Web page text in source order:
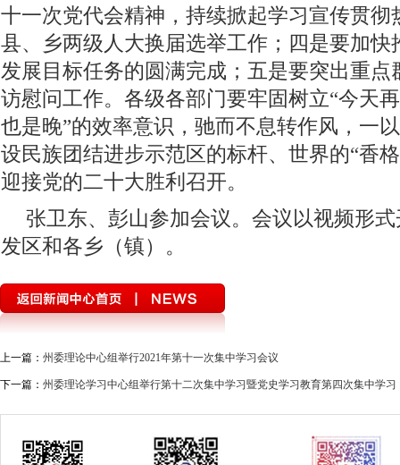
十一次党代会精神，持续掀起学习宣传贯彻
县、乡两级人大换届选举工作；四是要加快
发展目标任务的圆满完成；五是要突出重
访慰问工作。各级各部门要牢固树立“今天
也是晚”的效率意识，驰而不息转作风，一
设民族团结进步示范区的标杆、世界的“香
迎接党的二十大胜利召开。
张卫东、彭山参加会议。会议以视频形
发区和各乡（镇）。
上一篇： 州委理论中心组举行2021年第十一次集中学习会议
下一篇： 州委理论学习中心组举行第十二次集中学习暨党史学习教育第四次集中学习